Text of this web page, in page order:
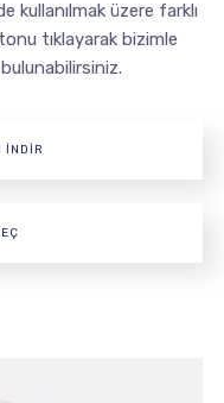
kullanılmak üzere farklı
tıklayarak bizimle
İNDİR